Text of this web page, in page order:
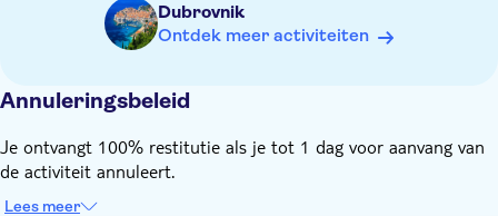
Dubrovnik
Ontdek meer activiteiten
Annuleringsbeleid
Je ontvangt 100% restitutie als je tot 1 dag voor aanvang van
de activiteit annuleert.
Lees meer